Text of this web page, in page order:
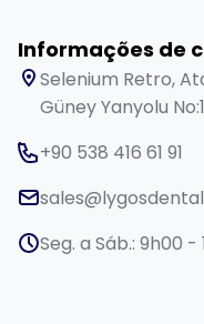
o turismo médico.
Nossos Serviços
Sorriso de Hollywood